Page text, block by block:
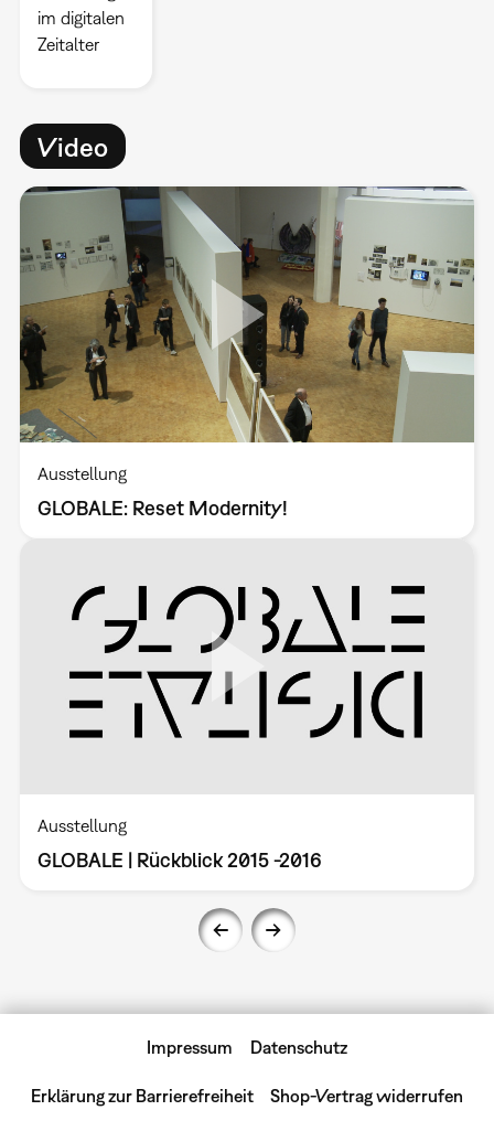
im digitalen
Zeitalter
Video
Ausstellung
GLOBALE: Reset Modernity!
Ausstellung
GLOBALE | Rückblick 2015 -2016
Impressum Datenschutz
Erklärung zur Barrierefreiheit Shop-Vertrag widerrufen